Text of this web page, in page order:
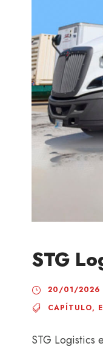
STG
20/01/2026
CAPÍTULO,
STG Logistics